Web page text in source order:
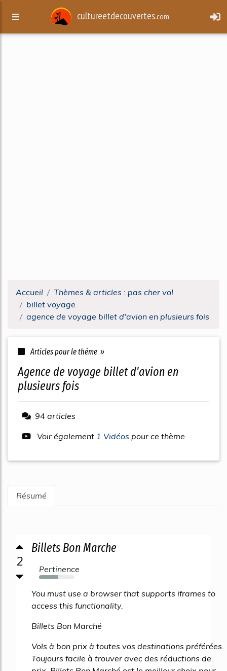
cultureetdecouvertes.com
Accueil
Thèmes & articles : pas cher vol
billet voyage
agence de voyage billet d'avion en plusieurs fois
Articles pour le thème »
agence de voyage billet d'avion en
plusieurs fois
94 articles
Voir également 1 Vidéos pour ce thème
Résumé
2
Billets Bon Marche
Pertinence
54%
You must use a browser that supports iframes to
access this functionality.
Billets Bon Marché
Vols à bon prix à toutes vos destinations préférées.
Toujours facile à trouver avec des réductions de